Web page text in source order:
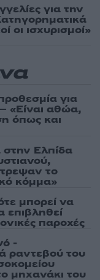
για την
οι ισχυρισμοί»
για
«Είναι αθώα,
όπως και
Ελπίδα
το
κόμμα»
μπορεί να
επιβληθεί
παροχές
-
ραντεβού του
μηχανάκι του